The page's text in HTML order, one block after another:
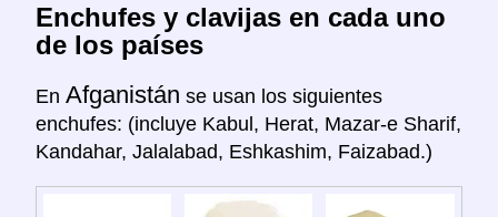
Enchufes y clavijas en cada uno
de los países
En Afganistán se usan los siguientes
enchufes: (incluye Kabul, Herat, Mazar-e Sharif,
Kandahar, Jalalabad, Eshkashim, Faizabad.)